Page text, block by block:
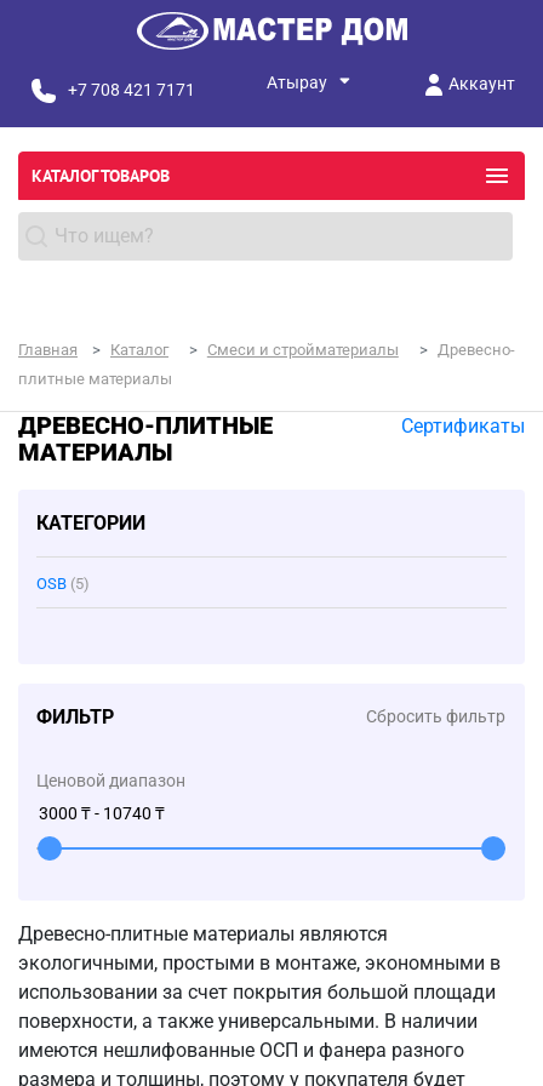
+7 708 421 7171 Аккаунт
КАТАЛОГ ТОВАРОВ
Главная Каталог Смеси и стройматериалы
Древесно-
плитные материалы
ДРЕВЕСНО-ПЛИТНЫЕ
МАТЕРИАЛЫ
Сертификаты
КАТЕГОРИИ
OSB (5)
ФИЛЬТР Сбросить фильтр
Ценовой диапазон
Древесно-плитные материалы являются
экологичными, простыми в монтаже, экономными в
использовании за счет покрытия большой площади
поверхности, а также универсальными. В наличии
имеются нешлифованные ОСП и фанера разного
размера и толщины, поэтому у покупателя будет